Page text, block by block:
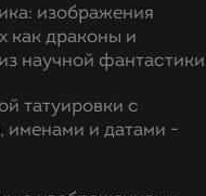
изображения
как драконы и
научной
татуировки с
именами и датами -